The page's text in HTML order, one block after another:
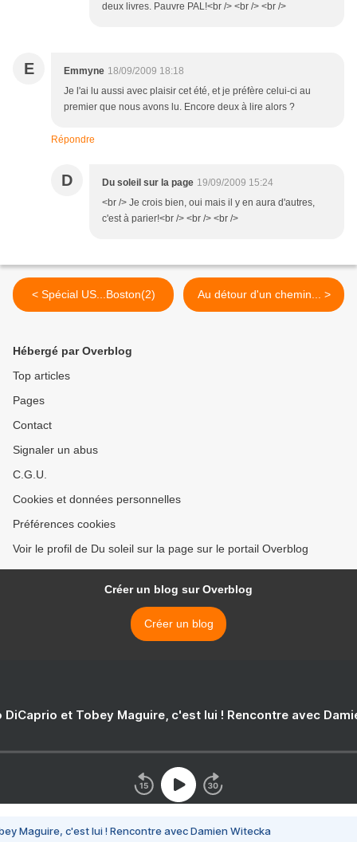
deux livres. Pauvre PAL!<br /> <br /> <br />
E Emmyne 18/09/2009 18:18
Je l'ai lu aussi avec plaisir cet été, et je préfère celui-ci au
premier que nous avons lu. Encore deux à lire alors ?
Répondre
D Du soleil sur la page 19/09/2009 15:24
<br /> Je crois bien, oui mais il y en aura d'autres,
c'est à parier!<br /> <br /> <br />
< Spécial US...Boston(2) Au détour d'un chemin... >
Hébergé par Overblog
Top articles
Pages
Contact
Signaler un abus
C.G.U.
Cookies et données personnelles
Préférences cookies
Voir le profil de Du soleil sur la page sur le portail Overblog
Créer un blog sur Overblog
Créer un blog
DiCaprio et Tobey Maguire, c'est lui ! Rencontre avec
Maguire, c'est lui ! Rencontre avec Damien Witecka